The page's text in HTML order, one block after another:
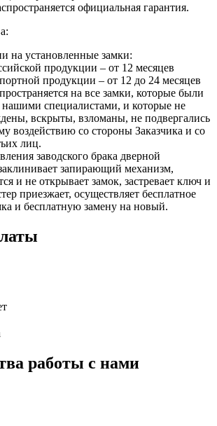
официальная гарантия.
на установленные замки:
продукции – от 12 месяцев
продукции – от 12 до 24 месяцев
на все замки, которые были
нашими специалистами, и которые не
вскрыты, взломаны, не подвергались
воздействию со стороны Заказчика и со
лиц.
заводского брака дверной
запирающий механизм,
и не открывает замок, застревает ключ и
приезжает, осуществляет бесплатное
и бесплатную замену на новый.
работы с нами